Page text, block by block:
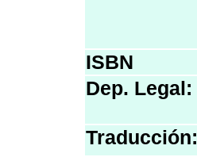
ISBN
Dep. Legal:
Traducción: